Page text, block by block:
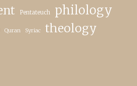
Pentateuch philology
Quran Syriac theology